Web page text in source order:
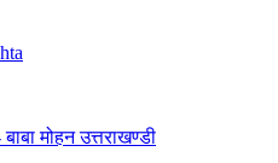
मोहन उत्तराखण्डी